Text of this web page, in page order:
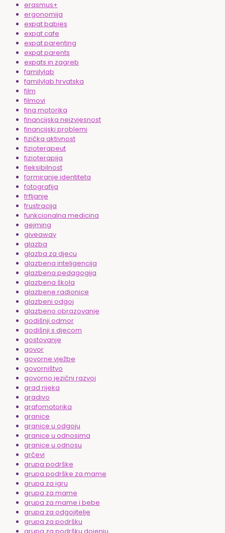
erasmus+
ergonomija
expat babies
expat cafe
expat parenting
expat parents
expats in zagreb
familylab
familylab hrvatska
film
filmovi
fina motorika
financijska neizvjesnost
financijski problemi
fizička aktivnost
fizioterapeut
fizioterapija
fleksibilnost
formiranje identiteta
fotografija
frfljanje
frustracija
funkcionalna medicina
gejming
giveaway
glazba
glazba za djecu
glazbena inteligencija
glazbena pedagogija
glazbena škola
glazbene radionice
glazbeni odgoj
glazbeno obrazovanje
godišnji odmor
godišnji s djecom
gostovanje
govor
govorne vježbe
govorništvo
govorno jezični razvoj
grad rijeka
gradivo
grafomotorika
granice
granice u odgoju
granice u odnosima
granice u odnosu
grčevi
grupa podrške
grupa podrške za mame
grupa za igru
grupa za mame
grupa za mame i bebe
grupa za odgojitelje
grupa za podršku